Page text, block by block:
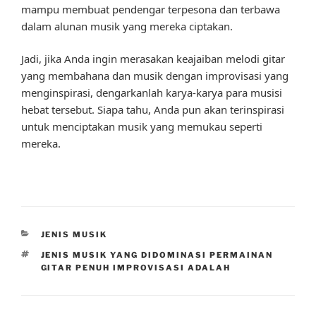
mampu membuat pendengar terpesona dan terbawa
dalam alunan musik yang mereka ciptakan.
Jadi, jika Anda ingin merasakan keajaiban melodi gitar
yang membahana dan musik dengan improvisasi yang
menginspirasi, dengarkanlah karya-karya para musisi
hebat tersebut. Siapa tahu, Anda pun akan terinspirasi
untuk menciptakan musik yang memukau seperti
mereka.
CATEGORIES
JENIS MUSIK
TAGS
JENIS MUSIK YANG DIDOMINASI PERMAINAN
GITAR PENUH IMPROVISASI ADALAH